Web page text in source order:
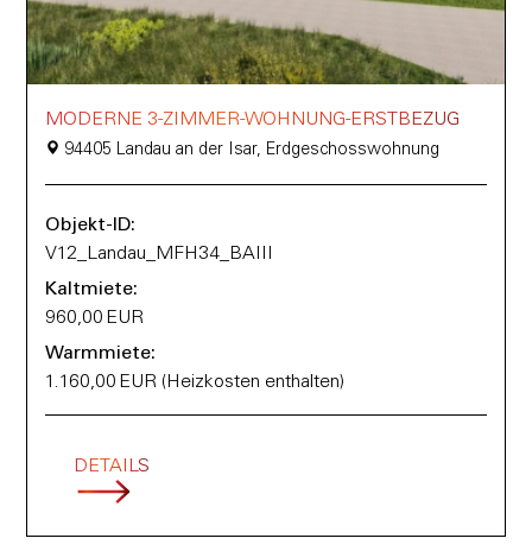
MODERNE 3-ZIMMER-WOHNUNG-ERSTBEZUG
94405 Landau an der Isar, Erdgeschosswohnung
Objekt-ID:
V12_Landau_MFH34_BAIII
Kaltmiete:
960,00 EUR
Warmmiete:
1.160,00 EUR (Heizkosten enthalten)
DETAILS